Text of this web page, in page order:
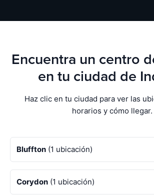
Encuentra un centro
en tu ciudad de
Haz clic en tu ciudad para ver las
horarios y cómo llegar.
Bluffton (1 ubicación)
Corydon (1 ubicación)